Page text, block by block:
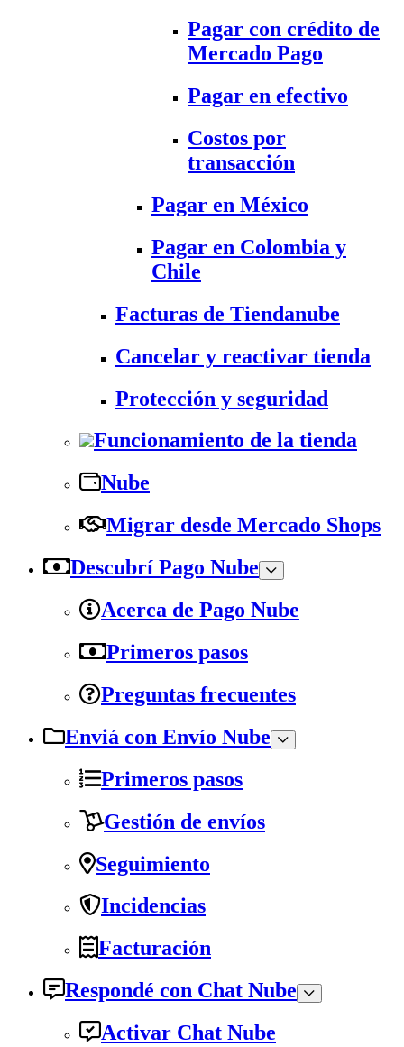
Pagar con crédito de
Mercado Pago
Pagar en efectivo
Costos por
transacción
Pagar en México
Pagar en Colombia y
Chile
Facturas de Tiendanube
Cancelar y reactivar tienda
Protección y seguridad
Funcionamiento de la tienda
Nube
Migrar desde Mercado Shops
Descubrí Pago Nube
Acerca de Pago Nube
Primeros pasos
Preguntas frecuentes
Enviá con Envío Nube
Primeros pasos
Gestión de envíos
Seguimiento
Incidencias
Facturación
Respondé con Chat Nube
Activar Chat Nube